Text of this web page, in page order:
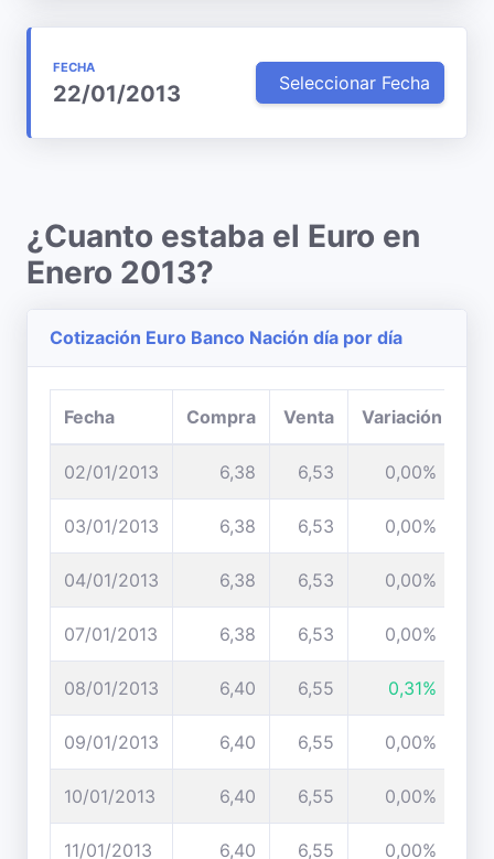
FECHA
22/01/2013 Seleccionar Fecha
¿Cuanto estaba el Euro en
Enero 2013?
Cotización Euro Banco Nación día por día
Fecha Compra Venta Variación
02/01/2013 6,38 6,53 0,00%
03/01/2013 6,38 6,53 0,00%
04/01/2013 6,38 6,53 0,00%
07/01/2013 6,38 6,53 0,00%
08/01/2013 6,40 6,55 0,31%
09/01/2013 6,40 6,55 0,00%
10/01/2013 6,40 6,55 0,00%
11/01/2013 6,40 6,55 0,00%